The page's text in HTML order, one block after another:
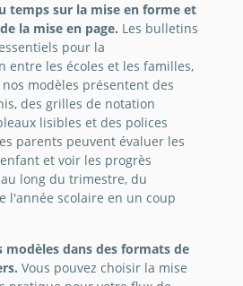
bleu
rapport scolaire pour la gestion
Nous vous suggérons de ne
de temps et d'effort pour
temps sur la mise en forme et
la mise en page. Les bulletins
pour la
entre les écoles et les familles,
modèles présentent des
des grilles de notation
lisibles et des polices
parents peuvent évaluer les
et voir les progrès
long du trimestre, du
l'année scolaire en un coup
modèles dans des formats de
Vous pouvez choisir la mise